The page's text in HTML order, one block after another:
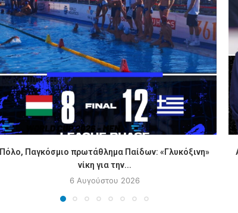
Πόλο, Παγκόσμιο πρωτάθλημα Παίδων: «Γλυκόξινη»
νίκη για την...
6 Αυγούστου 2026